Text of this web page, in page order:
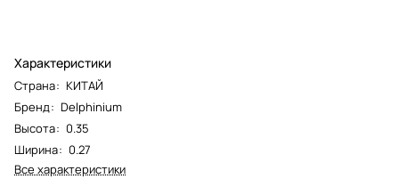
Характеристики
Страна: КИТАЙ
Бренд: Delphinium
Высота: 0.35
Ширина: 0.27
Все характеристики